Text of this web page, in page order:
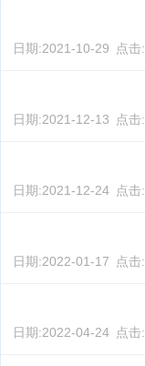
日期:2021-10-29 点击:
日期:2021-12-13 点击:
日期:2021-12-24 点击:
日期:2022-01-17 点击:
日期:2022-04-24 点击: